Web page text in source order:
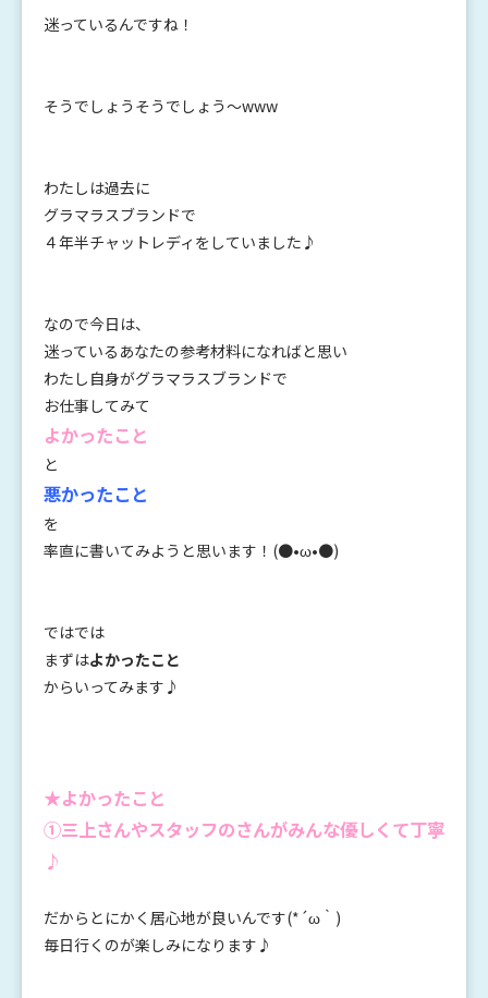
迷っているんですね！
そうでしょうそうでしょう〜www
わたしは過去に
グラマラスブランドで
４年半チャットレディをしていました♪
なので今日は、
迷っているあなたの参考材料になればと思い
わたし自身がグラマラスブランドで
お仕事してみて
よかったこと
と
悪かったこと
を
率直に書いてみようと思います！(●•ω•●)
ではでは
まずはよかったこと
からいってみます♪
★よかったこと
①三上さんやスタッフのさんがみんな優しくて丁寧
♪
だからとにかく居心地が良いんです(*´ω｀)
毎日行くのが楽しみになります♪